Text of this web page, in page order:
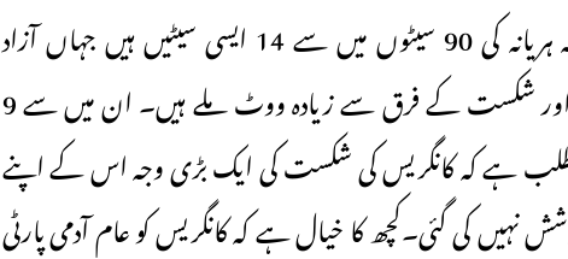
اعداد و شمار یہ بھی بتاتے ہیں کہ ہریانہ کی 90 سیٹوں میں سے 14 ایسی سیٹیں ہیں جہاں آزاد
امیدواروں کو کانگریس کی جیت اور شکست کے فرق سے زیادہ ووٹ ملے ہیں۔ ان میں سے 9
ہے کہ کانگریس کی شکست کی ایک بڑی وجہ اس کے اپنے
نہیں کی گئی۔کچھ کا خیال ہے کہ کانگریس کو عام آدمی پارٹی